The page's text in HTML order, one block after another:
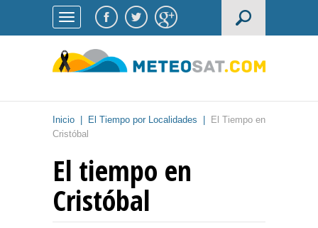
Inicio El Tiempo por Localidades
El Tiempo en
Cristóbal
El tiempo en
Cristóbal